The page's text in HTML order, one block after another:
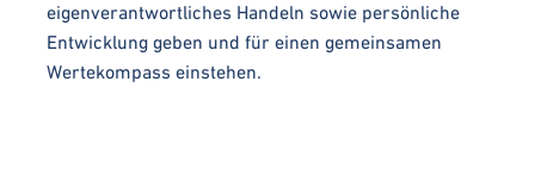
eigenverantwortliches Handeln sowie persönliche
Entwicklung geben und für einen gemeinsamen
Wertekompass einstehen.